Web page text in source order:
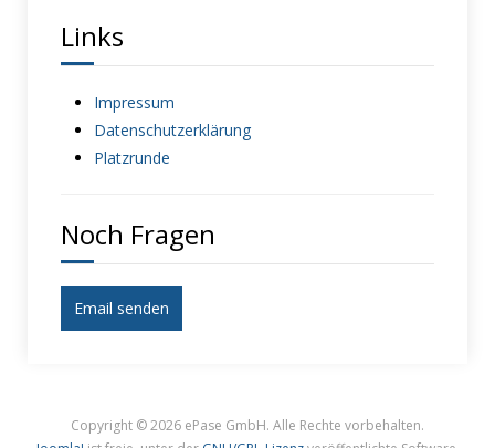
Links
Impressum
Datenschutzerklärung
Platzrunde
Noch Fragen
Email senden
Copyright © 2026 ePase GmbH. Alle Rechte vorbehalten.